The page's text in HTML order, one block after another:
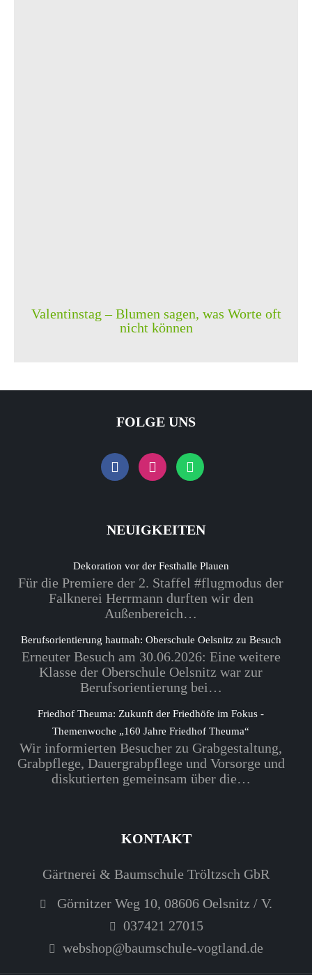
Valentinstag – Blumen sagen, was Worte oft
nicht können
FOLGE UNS
NEUIGKEITEN
Dekoration vor der Festhalle Plauen
Für die Premiere der 2. Staffel #flugmodus der
Falknerei Herrmann durften wir den
Außenbereich…
Berufsorientierung hautnah: Oberschule Oelsnitz zu Besuch
Erneuter Besuch am 30.06.2026: Eine weitere
Klasse der Oberschule Oelsnitz war zur
Berufsorientierung bei…
Friedhof Theuma: Zukunft der Friedhöfe im Fokus -
Themenwoche „160 Jahre Friedhof Theuma“
Wir informierten Besucher zu Grabgestaltung,
Grabpflege, Dauergrabpflege und Vorsorge und
diskutierten gemeinsam über die…
KONTAKT
Gärtnerei & Baumschule Tröltzsch GbR
Görnitzer Weg 10, 08606 Oelsnitz / V.
037421 27015
webshop@baumschule-vogtland.de